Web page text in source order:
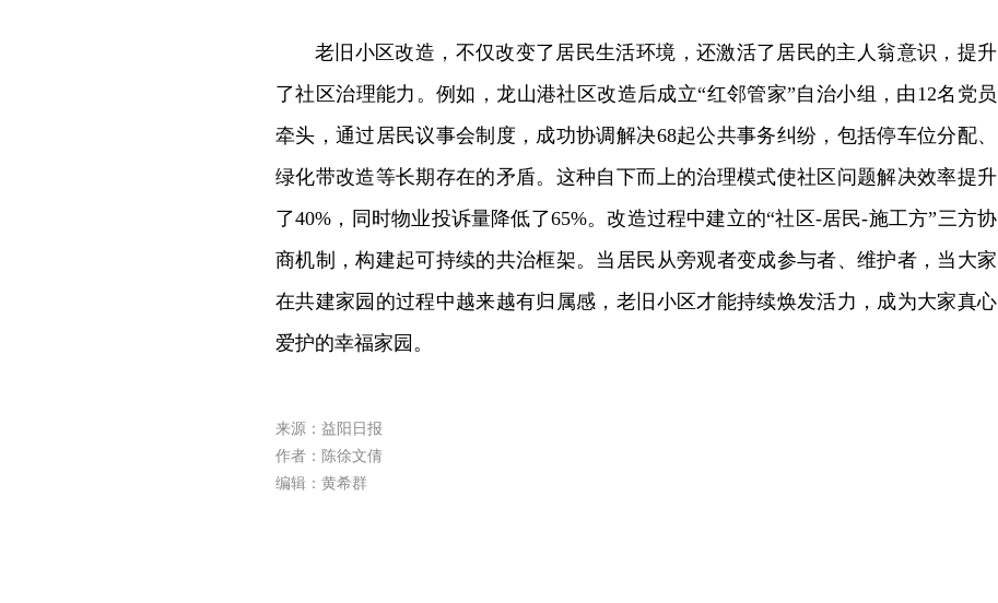
老旧小区改造，不仅改变了居民生活环境，还激活了居民的主人翁意识，提升
了社区治理能力。例如，龙山港社区改造后成立“红邻管家”自治小组，由12名党员
牵头，通过居民议事会制度，成功协调解决68起公共事务纠纷，包括停车位分配、
绿化带改造等长期存在的矛盾。这种自下而上的治理模式使社区问题解决效率提升
了40%，同时物业投诉量降低了65%。改造过程中建立的“社区-居民-施工方”三方协
商机制，构建起可持续的共治框架。当居民从旁观者变成参与者、维护者，当大家
在共建家园的过程中越来越有归属感，老旧小区才能持续焕发活力，成为大家真心
爱护的幸福家园。
来源：益阳日报
作者：陈徐文倩
编辑：黄希群